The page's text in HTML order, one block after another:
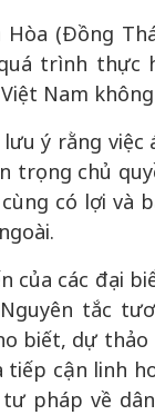
Hòa (Đồng
trình
Nam
ý rằng
trọng chủ
có lợi và
của các đại
tắc
biết, dự
tiếp cận linh
pháp về